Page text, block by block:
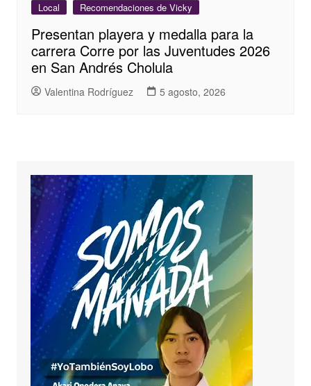
Local Recomendaciones de Vicky
Presentan playera y medalla para la
carrera Corre por las Juventudes 2026
en San Andrés Cholula
Valentina Rodríguez 5 agosto, 2026